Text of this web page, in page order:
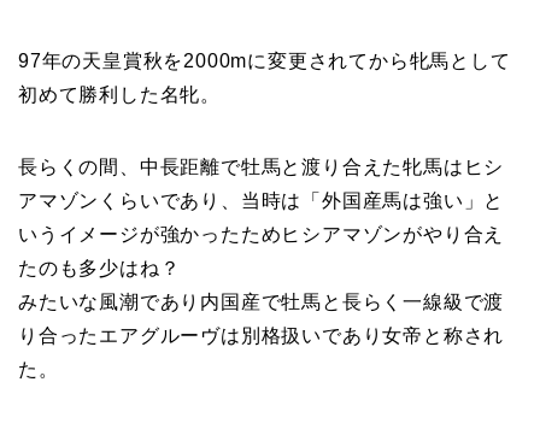
97年の天皇賞秋を2000mに変更されてから牝馬として
初めて勝利した名牝。
長らくの間、中長距離で牡馬と渡り合えた牝馬はヒシ
アマゾンくらいであり、当時は「外国産馬は強い」と
いうイメージが強かったためヒシアマゾンがやり合え
たのも多少はね？
みたいな風潮であり内国産で牡馬と長らく一線級で渡
り合ったエアグルーヴは別格扱いであり女帝と称され
た。